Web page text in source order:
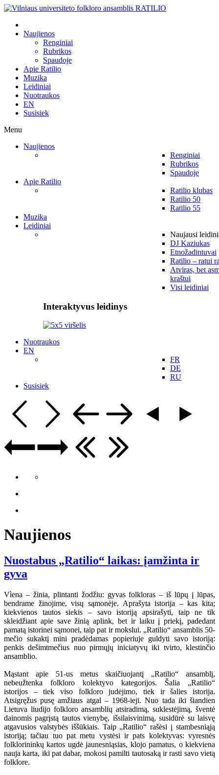
Naujienos
Renginiai
Rubrikos
Spaudoje
Apie Ratilio
Muzika
Leidiniai
Nuotraukos
EN
Susisiek
Menu
Naujienos
Renginiai
Rubrikos
Spaudoje
Apie Ratilio
Ratilio klubas
Ratilio 50
Ratilio 55
Muzika
Leidiniai
Naujausi
DJ Kaziukas
Etnožadintuvai
Ratilio – ratui
Atviras, bet
kraštui
Visi leidiniai
Interaktyvus leidinys
Nuotraukos
EN
FR
DE
RU
Susisiek
Naujienos
Nuostabus „Ratilio“ laikas: įamžinta ir
gyva
Vìena – žinia, plintanti žodžiu: gyvas folkloras – iš lūpų į lūpas,
bendrame žinojime, visų sąmonėje. Aprašyta istorija – kas kita;
kiekvienos tautos siekis – savo istoriją apsirašyti, taip ne tik
skleidžiant apie save žinią aplink, bet ir laiku į priekį, padedant
pamatą istorinei sąmonei, taip pat ir mokslui. „Ratilio“ ansamblis 50-
mečio sukaktį mini pradėdamas popieriuje guldyti savo istoriją:
penkis dešimtmečius nuo pirmųjų iniciatyvų iki tvirto, klestinčio
ansamblio.
Mąstant apie 51-us metus skaičiuojantį „Ratilio“ ansamblį,
nebeužtenka folkloro kolektyvo kategorijos. Šalia „Ratilio“
istorijos – tiek viso folkloro judėjimo, tiek ir šalies istorija.
Atsigręžus pusę amžiaus atgal – 1968-ieji. Nuo tada iki šiandien
Lietuva liudijo folkloro ansamblių atsiradimą, suklestėjimą, šventė
dainomis pagrįstą tautos vienybę, išsilaisvinimą, susidūrė su laisvę
atgavusios valstybės iššūkiais. Taip „Ratilio“ rašėsi į stambesniąją
istoriją; tačiau tuo pat metu vystėsi ir pats kolektyvas: vyresnės
folklorininkų kartos ugdė jaunesniąsias, klojo pamatus, o kiekviena
nauja karta, iki pat dabar, mokosi pamilti tautosaką ir rasti savo vietą
folklore.